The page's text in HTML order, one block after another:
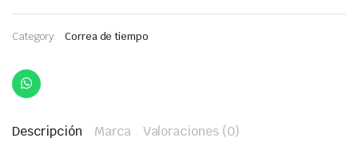
Category: Correa de tiempo
Descripción Marca Valoraciones (0)